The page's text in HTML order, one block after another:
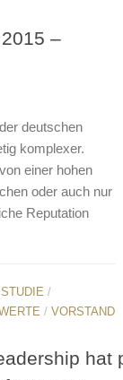
–
deutschen
komplexer.
einer hohen
oder auch nur
Reputation
STUDIE /
/ VORSTAND
hat